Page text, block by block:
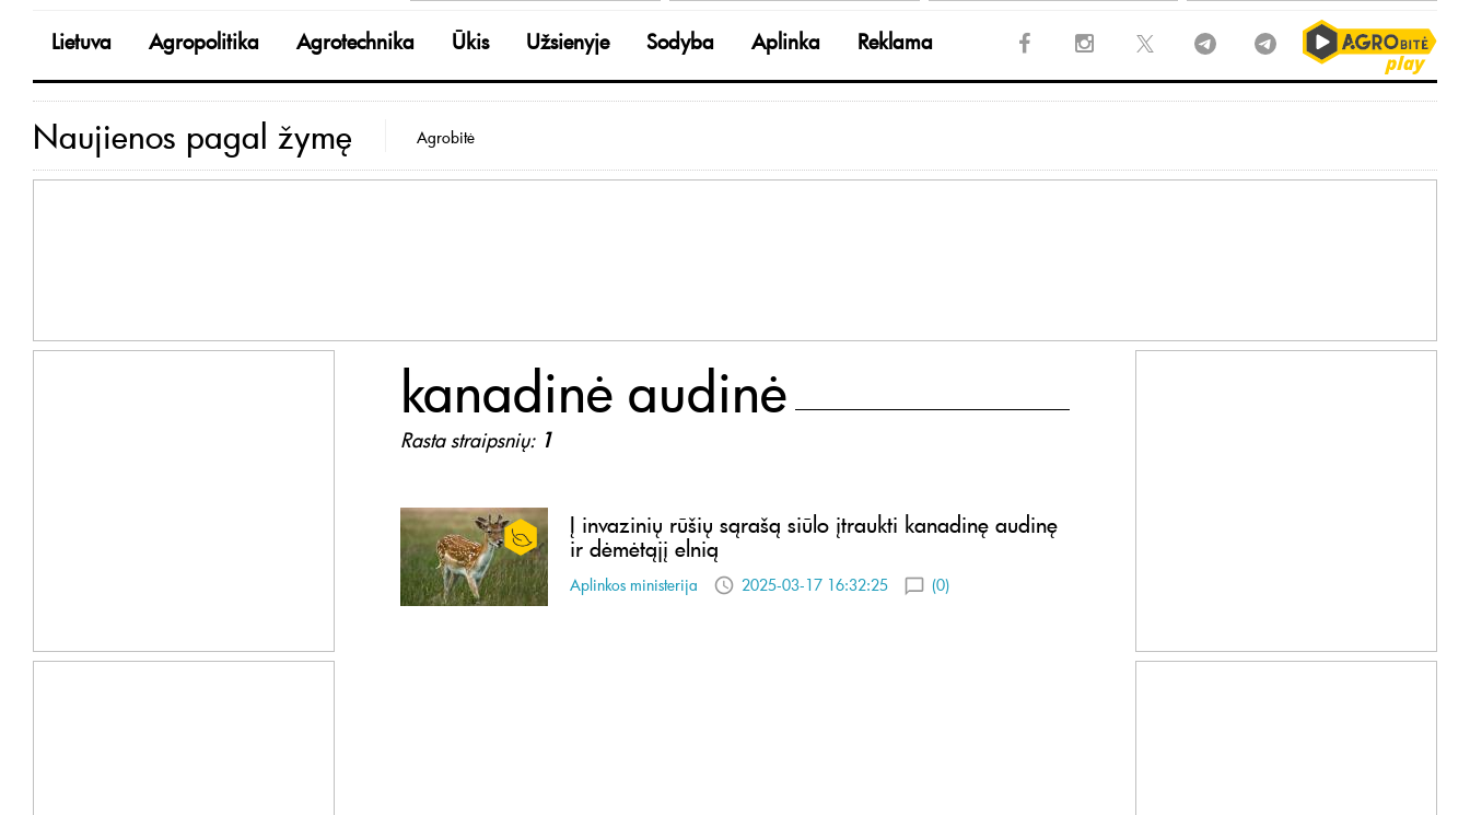
Lietuva Agropolitika Agrotechnika Ūkis Užsienyje Sodyba Aplinka Reklama
Naujienos pagal žymę Agrobitė
kanadinė audinė
Rasta straipsnių: 1
Į invazinių rūšių sąrašą siūlo įtraukti kanadinę audinę
ir dėmėtąjį elnią
Aplinkos ministerija 2025-03-17 16:32:25 (0)